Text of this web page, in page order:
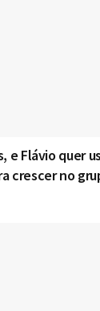
e Flávio quer
crescer no